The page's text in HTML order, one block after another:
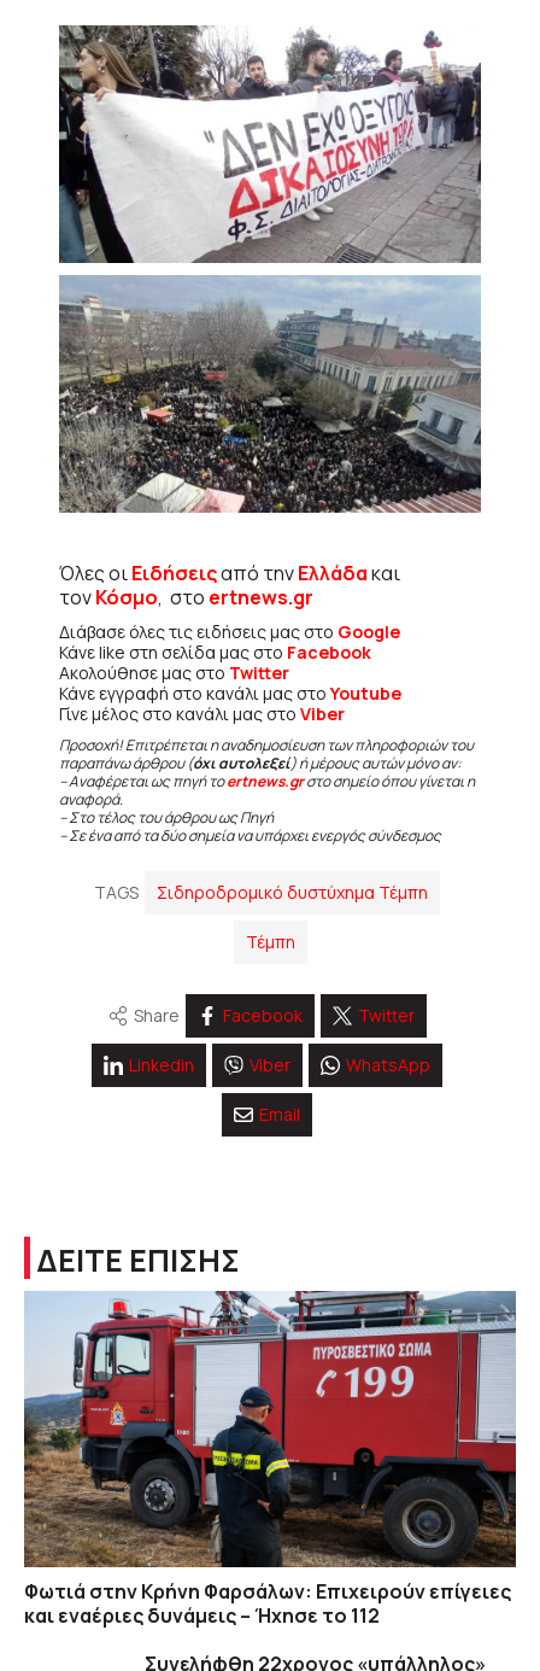
Όλες οιΕιδήσειςαπό τηνΕλλάδακαι
τονΚόσμο, στο ertnews.gr
Διάβασε όλες τις ειδήσεις μας στο Google
Κάνε like στη σελίδα μας στο Facebook
Ακολούθησε μας στο Twitter
Κάνε εγγραφή στο κανάλι μας στοYoutube
Γίνε μέλος στο κανάλι μας στο Viber
Προσοχή! Επιτρέπεται η αναδημοσίευση των πληροφοριών του
παραπάνω άρθρου (όχι αυτολεξεί) ή μέρους αυτών μόνο αν:
– Αναφέρεται ως πηγή τοertnews.grστο σημείο όπου γίνεται η
αναφορά.
– Στο τέλος του άρθρου ως Πηγή
– Σε ένα από τα δύο σημεία να υπάρχει ενεργός σύνδεσμος
TAGS Σιδηροδρομικό δυστύχημα Τέμπη
Τέμπη
Share Facebook Twitter
Linkedin Viber WhatsApp
Email
ΔΕΙΤΕ ΕΠΙΣΗΣ
Φωτιά στην Κρήνη Φαρσάλων: Επιχειρούν επίγειες
και εναέριες δυνάμεις – Ήχησε το 112
Συνελήφθη 22χρονος «υπάλληλος»